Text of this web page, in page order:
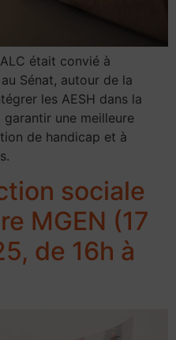
était convié à
Sénat, autour de la
les AESH dans la
une meilleure
de handicap et à
sociale
MGEN (17
de 16h à